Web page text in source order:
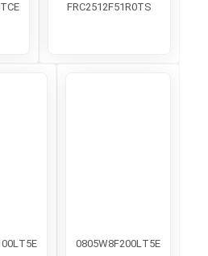
FRC2512F51R0TS
0805W8F200LT5E